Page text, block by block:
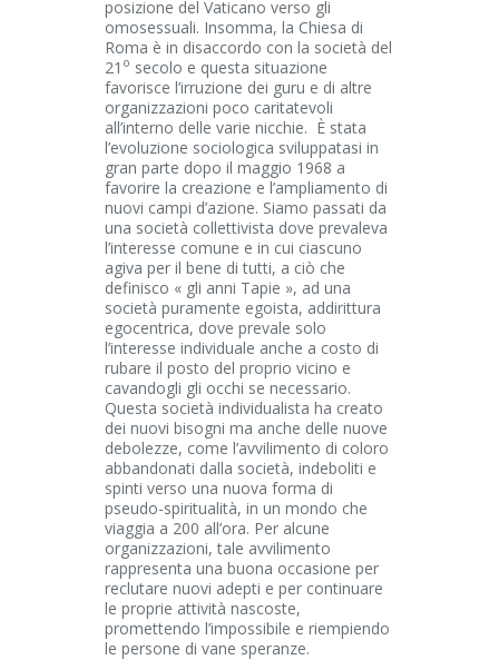
posizione del Vaticano verso gli
omosessuali. Insomma, la Chiesa di
Roma è in disaccordo con la società del
21 o secolo e questa situazione
favorisce l’irruzione dei guru e di altre
organizzazioni poco caritatevoli
all’interno delle varie nicchie. È stata
l’evoluzione sociologica sviluppatasi in
gran parte dopo il maggio 1968 a
favorire la creazione e l’ampliamento di
nuovi campi d’azione. Siamo passati da
una società collettivista dove prevaleva
l’interesse comune e in cui ciascuno
agiva per il bene di tutti, a ciò che
definisco « gli anni Tapie », ad una
società puramente egoista, addirittura
egocentrica, dove prevale solo
l’interesse individuale anche a costo di
rubare il posto del proprio vicino e
cavandogli gli occhi se necessario.
Questa società individualista ha creato
dei nuovi bisogni ma anche delle nuove
debolezze, come l’avvilimento di coloro
abbandonati dalla società, indeboliti e
spinti verso una nuova forma di
pseudo-spiritualità, in un mondo che
viaggia a 200 all’ora. Per alcune
organizzazioni, tale avvilimento
rappresenta una buona occasione per
reclutare nuovi adepti e per continuare
le proprie attività nascoste,
promettendo l’impossibile e riempiendo
le persone di vane speranze.